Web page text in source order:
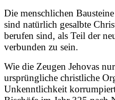
Die menschlichen
sind natürlich gesalbte
berufen sind, als Teil der
verbunden zu sein.
Wie die Zeugen Jehovas
ursprüngliche christliche
Unkenntlichkeit